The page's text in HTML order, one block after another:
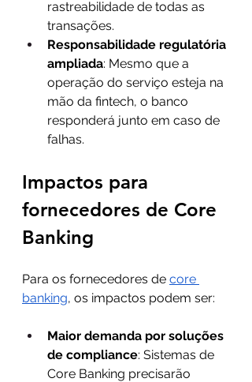
rastreabilidade de todas as
transações.
Responsabilidade regulatória
ampliada: Mesmo que a
operação do serviço esteja na
mão da fintech, o banco
responderá junto em caso de
falhas.
Impactos para
fornecedores de Core
Banking
Para os fornecedores de core
banking, os impactos podem ser:
Maior demanda por soluções
de compliance: Sistemas de
Core Banking precisarão